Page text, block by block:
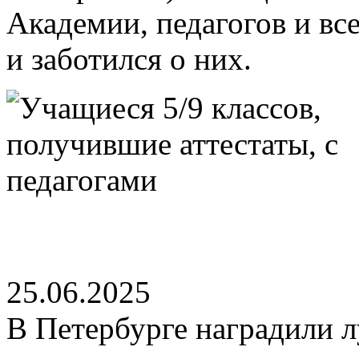
Академии, педагогов и
и заботился о них.
25.06.2025
В Петербурге наградили